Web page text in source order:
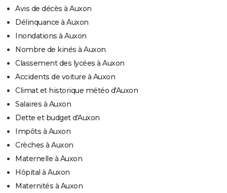
Avis de décès à Auxon
Délinquance à Auxon
Inondations à Auxon
Nombre de kinés à Auxon
Classement des lycées à Auxon
Accidents de voiture à Auxon
Climat et historique météo d'Auxon
Salaires à Auxon
Dette et budget d'Auxon
Impôts à Auxon
Crèches à Auxon
Maternelle à Auxon
Hôpital à Auxon
Maternités à Auxon